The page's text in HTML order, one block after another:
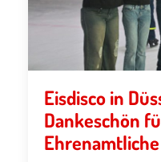
Eisdisco in
Dankeschön
Ehrenamtliche